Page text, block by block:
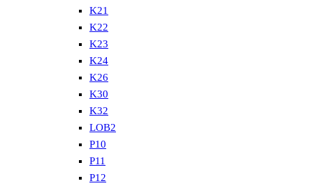
K21
K22
K23
K24
K26
K30
K32
LOB2
P10
P11
P12